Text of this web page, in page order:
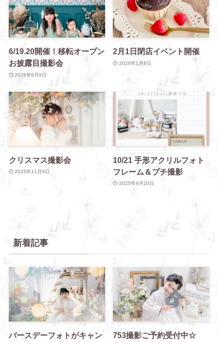
6/19.20開催！移転オープン
お披露目撮影会
2026年6月9日
2月1日閉店イベント開催
2026年1月8日
クリスマス撮影会
2025年11月9日
10/21 手形アクリルフォト
フレーム＆プチ撮影
2025年9月20日
新着記事
バースデーフォトがキャン
753撮影ご予約受付中☆